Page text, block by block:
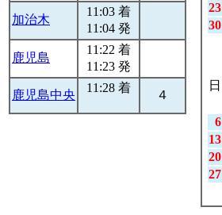
加治木
11:03 着
11:04 発
鹿児島
11:22 着
11:23 発
鹿児島中央
11:28 着
４
23
30
日
6
13
20
27